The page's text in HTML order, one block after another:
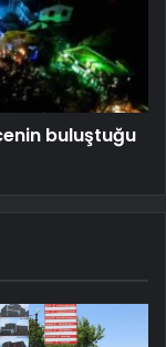
buluştuğu